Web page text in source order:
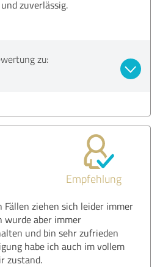
zuverlässig.
zu:
Empfehlung
Fällen ziehen sich leider immer
wurde aber immer
und bin sehr zufrieden
habe ich auch im vollem
zustand.